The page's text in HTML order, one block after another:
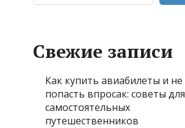
Свежие записи
Как купить авиабилеты и не
попасть впросак: советы для
самостоятельных
путешественников